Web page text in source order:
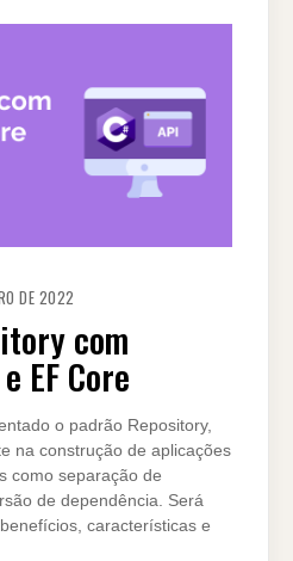
DE 2022
com
EF Core
o padrão Repository,
na construção de aplicações
como separação de
de dependência. Será
características e